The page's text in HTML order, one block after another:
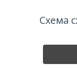
Схема